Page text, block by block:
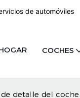
de automóviles
COCHES
detalle del coche